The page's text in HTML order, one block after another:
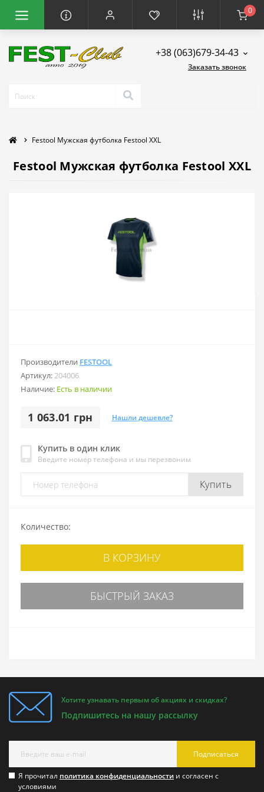
0
+38 (063)679-34-43
Заказать звонок
Festool Мужская футболка Festool XXL
Festool Мужская футболка Festool XXL
Производители FESTOOL
Артикул:204006
Наличие: Есть в наличии
1 063.01 грн Нашли дешевле?
Купить в один клик
Введите номер телефона и мы перезвоним
Купить
Количество:
В КОРЗИНУ
БЫСТРЫЙ ЗАКАЗ
Хотите узнавать первым об акциях и скидках?
Подпишитесь на нашу рассылку
Подписаться
Я прочитал политика конфиденциальности и согласен с
условиями